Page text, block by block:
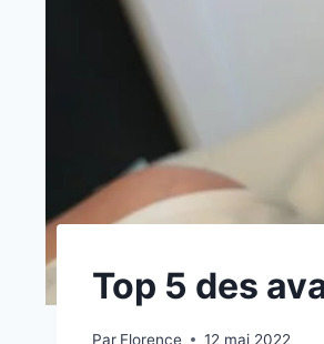
Top 5 des
Par Florence 12 mai 2022